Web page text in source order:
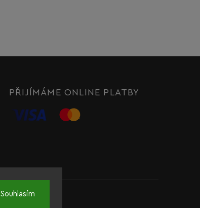
Souhlasím
PŘIJÍMÁME ONLINE PLATBY